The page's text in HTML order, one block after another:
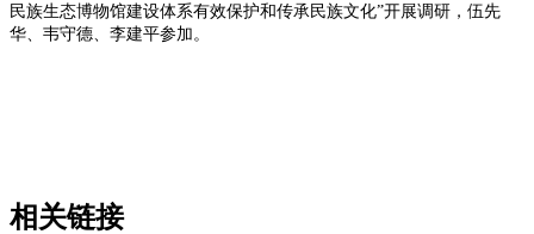
民族生态博物馆建设体系有效保护和传承民族文化”开展调研，伍先
华、韦守德、李建平参加。
相关链接